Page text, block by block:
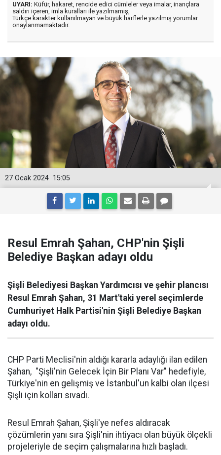
UYARI: Küfür, hakaret, rencide edici cümleler veya imalar, inançlara
saldırı içeren, imla kuralları ile yazılmamış,
Türkçe karakter kullanılmayan ve büyük harflerle yazılmış yorumlar
onaylanmamaktadır.
15:05
27 Ocak 2024
Resul Emrah Şahan, CHP'nin Şişli
Belediye Başkan adayı oldu
Şişli Belediyesi Başkan Yardımcısı ve şehir plancısı
Resul Emrah Şahan, 31 Mart'taki yerel seçimlerde
Cumhuriyet Halk Partisi'nin Şişli Belediye Başkan
adayı oldu.
CHP Parti Meclisi'nin aldığı kararla adaylığı ilan edilen
Şahan, "Şişli'nin Gelecek İçin Bir Planı Var" hedefiyle,
Türkiye'nin en gelişmiş ve İstanbul'un kalbi olan ilçesi
Şişli için kolları sıvadı.
Resul Emrah Şahan, Şişli'ye nefes aldıracak
çözümlerin yanı sıra Şişli'nin ihtiyacı olan büyük ölçekli
projeleriyle de seçim çalışmalarına hızlı başladı.